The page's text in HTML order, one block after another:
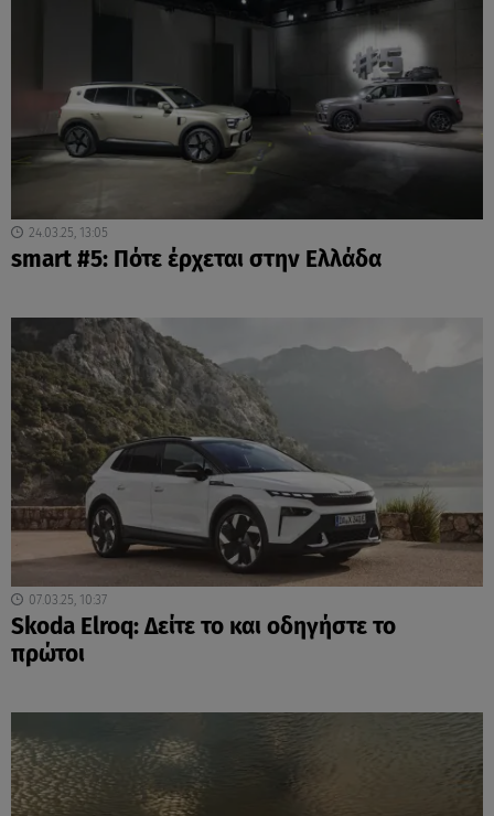
24.03.25, 13:05
smart #5: Πότε έρχεται στην Ελλάδα
07.03.25, 10:37
Skoda Elroq: Δείτε το και οδηγήστε το
πρώτοι